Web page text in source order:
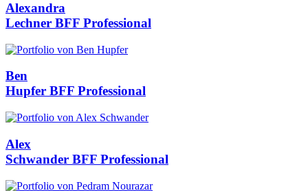
Alexandra
Lechner BFF Professional
Ben
Hupfer BFF Professional
Alex
Schwander BFF Professional